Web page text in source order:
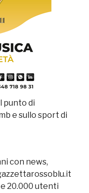
punto di
e sullo sport di
con news,
20.000 utenti